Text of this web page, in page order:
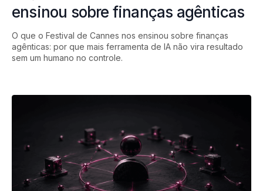
ensinou sobre finanças agênticas
O que o Festival de Cannes nos ensinou sobre finanças
agênticas: por que mais ferramenta de IA não vira resultado
sem um humano no controle.